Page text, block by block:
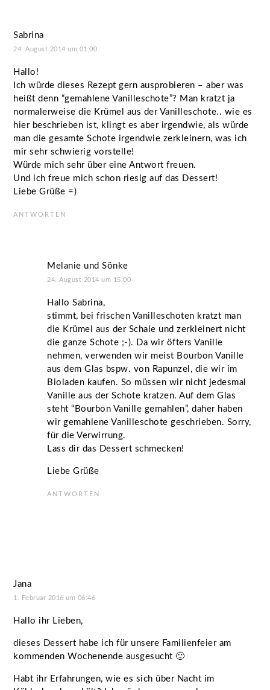
Sabrina
24. August 2014 um 01:00
Hallo!
Ich würde dieses Rezept gern ausprobieren – aber was
heißt denn “gemahlene Vanilleschote”? Man kratzt ja
normalerweise die Krümel aus der Vanilleschote.. wie es
hier beschrieben ist, klingt es aber irgendwie, als würde
man die gesamte Schote irgendwie zerkleinern, was ich
mir sehr schwierig vorstelle!
Würde mich sehr über eine Antwort freuen.
Und ich freue mich schon riesig auf das Dessert!
Liebe Grüße =)
ANTWORTEN
Melanie und Sönke
24. August 2014 um 15:00
Hallo Sabrina,
stimmt, bei frischen Vanilleschoten kratzt man
die Krümel aus der Schale und zerkleinert nicht
die ganze Schote ;-). Da wir öfters Vanille
nehmen, verwenden wir meist Bourbon Vanille
aus dem Glas bspw. von Rapunzel, die wir im
Bioladen kaufen. So müssen wir nicht jedesmal
Vanille aus der Schote kratzen. Auf dem Glas
steht “Bourbon Vanille gemahlen”, daher haben
wir gemahlene Vanilleschote geschrieben. Sorry,
für die Verwirrung.
Lass dir das Dessert schmecken!
Liebe Grüße
ANTWORTEN
Jana
1. Februar 2016 um 06:46
Hallo ihr Lieben,
dieses Dessert habe ich für unsere Familienfeier am
kommenden Wochenende ausgesucht 🙂
Habt ihr Erfahrungen, wie es sich über Nacht im